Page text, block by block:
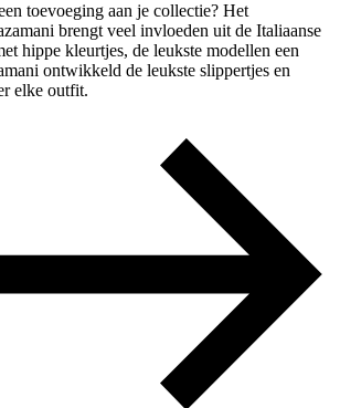
toevoeging aan je collectie? Het
brengt veel invloeden uit de Italiaanse
hippe kleurtjes, de leukste modellen een
ontwikkeld de leukste slippertjes en
elke outfit.